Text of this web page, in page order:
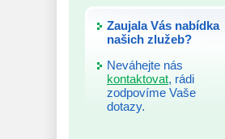
Zaujala Vás nabídka
našich zlužeb?
Neváhejte nás
kontaktovat, rádi
zodpovíme Vaše
dotazy.